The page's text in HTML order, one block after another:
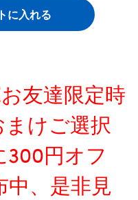
に入れる
友達限定時
けご選択
円オフ
、是非見